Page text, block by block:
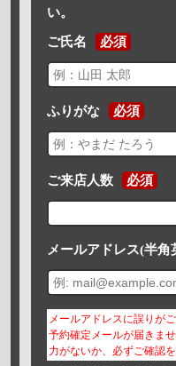
い。
ご氏名 必須
ふりがな 必須
ご来店人数 必須
メールアドレス(半角
メールアドレスに誤りが
予約確定メールが届きま
力がないか、必ずご確認